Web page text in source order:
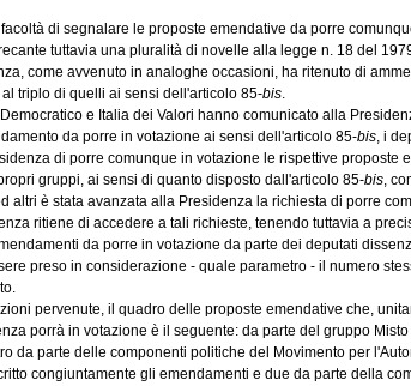
di segnalare le proposte emendative da porre
tuttavia una pluralità di novelle alla legge n. 18 del
come avvenuto in analoghe occasioni, ha ritenuto di
triplo di quelli ai sensi dell'articolo 85-bis.
e Italia dei Valori hanno comunicato alla
da porre in votazione ai sensi dell'articolo 85-bis, i
di porre comunque in votazione le rispettive proposte
gruppi, ai sensi di quanto disposto dall'articolo 85-bis,
altri è stata avanzata alla Presidenza la richiesta di porre
ritiene di accedere a tali richieste, tenendo tuttavia a
da porre in votazione da parte dei deputati
preso in considerazione - quale parametro - il numero
pervenute, il quadro delle proposte emendative che,
porrà in votazione è il seguente: da parte del gruppo
da parte delle componenti politiche del Movimento per
congiuntamente gli emendamenti e due da parte della